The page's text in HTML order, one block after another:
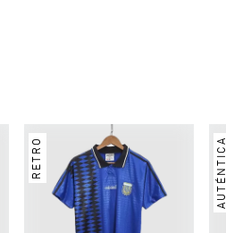
RETRO AUTÉNTICA